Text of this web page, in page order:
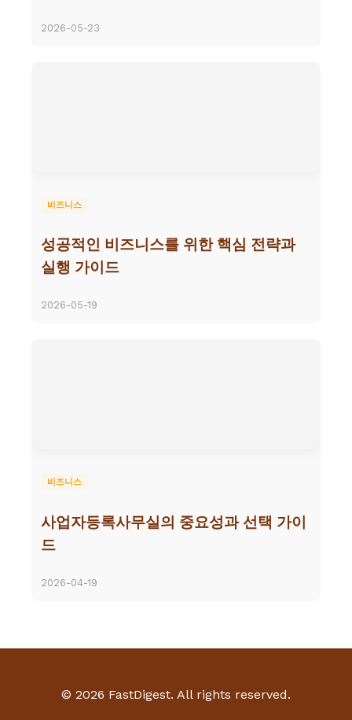
2026-05-23
비즈니스
성공적인 비즈니스를 위한 핵심 전략과
실행 가이드
2026-05-19
비즈니스
사업자등록사무실의 중요성과 선택 가이
드
2026-04-19
© 2026 FastDigest. All rights reserved.